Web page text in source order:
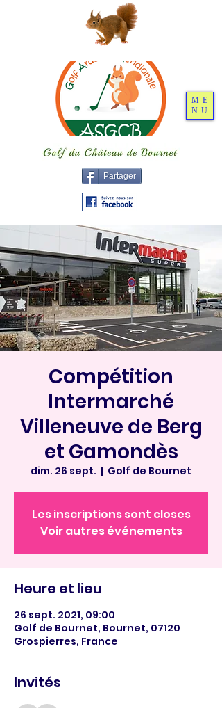
Partager
ME
NU
Compétition
Intermarché
Villeneuve de Berg
et Gamondès
dim. 26 sept.
  |
Golf de Bournet
Les inscriptions sont closes
Voir autres événements
Heure et lieu
26 sept. 2021, 09:00
Golf de Bournet, Bournet, 07120
Grospierres, France
Invités